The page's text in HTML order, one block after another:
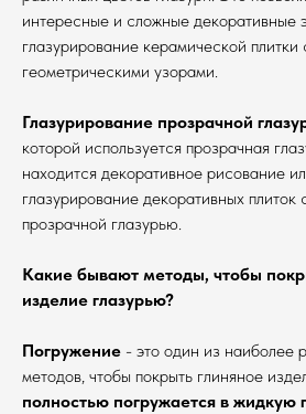
интересные и сложные декоративные
глазурирование керамической
геометрическими узорами.
Глазурирование прозрачной
которой используется прозрачная
находится декоративное рисование
глазурирование декоративных плиток
прозрачной глазурью.
Какие бывают методы, чтобы
изделие глазурью?
Погружение - это один из наиболее
методов, чтобы покрыть глиняное
полностью погружается в жидкую